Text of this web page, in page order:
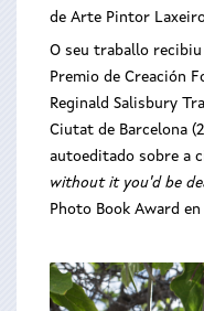
de Arte Pintor
O seu traballo recibiu
Premio de Creación
Reginald Salisbury
Ciutat de Barcelona
autoeditado sobre a
without it you'd be
Photo Book Award en